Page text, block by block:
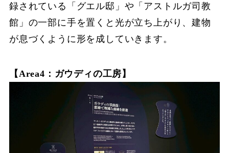
録されている「グエル邸」や「アストルガ司教
館」の一部に手を置くと光が立ち上がり、建物
が息づくように形を成していきます。
【Area4：ガウディの工房】